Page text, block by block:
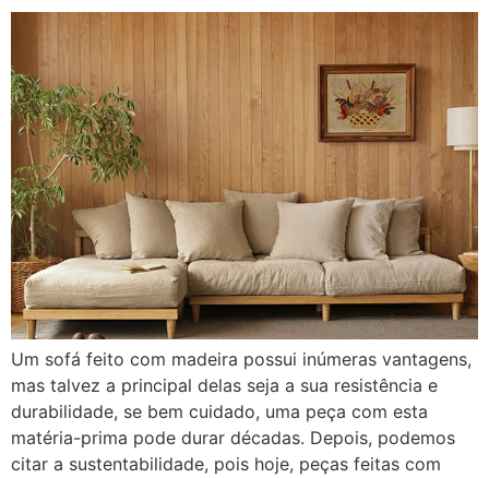
Um sofá feito com madeira possui inúmeras vantagens,
mas talvez a principal delas seja a sua resistência e
durabilidade, se bem cuidado, uma peça com esta
matéria-prima pode durar décadas. Depois, podemos
citar a sustentabilidade, pois hoje, peças feitas com